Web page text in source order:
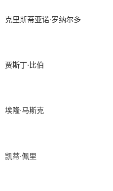
克里斯蒂亚诺·罗纳尔多
贾斯丁·比伯
埃隆·马斯克
凯蒂·佩里